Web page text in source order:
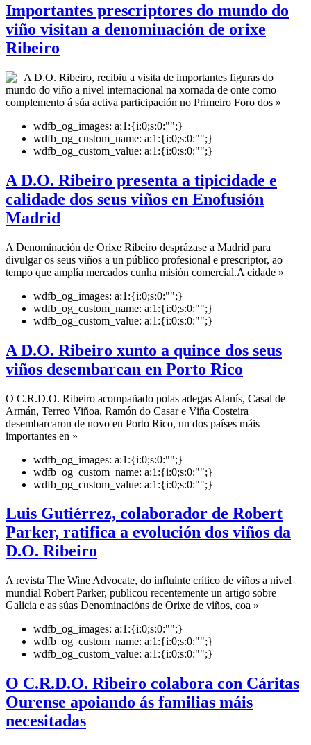
Importantes prescriptores do mundo do
viño visitan a denominación de orixe
Ribeiro
A D.O. Ribeiro, recibiu a visita de importantes figuras do
mundo do viño a nivel internacional na xornada de onte como
complemento á súa activa participación no Primeiro Foro dos »
wdfb_og_images: a:1:{i:0;s:0:"";}
wdfb_og_custom_name: a:1:{i:0;s:0:"";}
wdfb_og_custom_value: a:1:{i:0;s:0:"";}
A D.O. Ribeiro presenta a tipicidade e
calidade dos seus viños en Enofusión
Madrid
A Denominación de Orixe Ribeiro desprázase a Madrid para
divulgar os seus viños a un público profesional e prescriptor, ao
tempo que amplía mercados cunha misión comercial.A cidade »
wdfb_og_images: a:1:{i:0;s:0:"";}
wdfb_og_custom_name: a:1:{i:0;s:0:"";}
wdfb_og_custom_value: a:1:{i:0;s:0:"";}
A D.O. Ribeiro xunto a quince dos seus
viños desembarcan en Porto Rico
O C.R.D.O. Ribeiro acompañado polas adegas Alanís, Casal de
Armán, Terreo Viñoa, Ramón do Casar e Viña Costeira
desembarcaron de novo en Porto Rico, un dos países máis
importantes en »
wdfb_og_images: a:1:{i:0;s:0:"";}
wdfb_og_custom_name: a:1:{i:0;s:0:"";}
wdfb_og_custom_value: a:1:{i:0;s:0:"";}
Luis Gutiérrez, colaborador de Robert
Parker, ratifica a evolución dos viños da
D.O. Ribeiro
A revista The Wine Advocate, do influinte crítico de viños a nivel
mundial Robert Parker, publicou recentemente un artigo sobre
Galicia e as súas Denominacións de Orixe de viños, coa »
wdfb_og_images: a:1:{i:0;s:0:"";}
wdfb_og_custom_name: a:1:{i:0;s:0:"";}
wdfb_og_custom_value: a:1:{i:0;s:0:"";}
O C.R.D.O. Ribeiro colabora con Cáritas
Ourense apoiando ás familias máis
necesitadas